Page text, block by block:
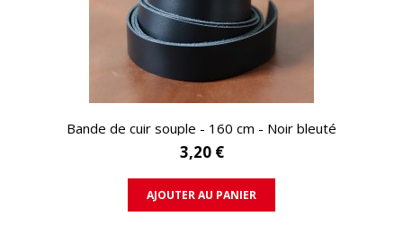
APERÇU RAPIDE
Bande de cuir souple - 160 cm - Noir bleuté
3,20 €
AJOUTER AU PANIER